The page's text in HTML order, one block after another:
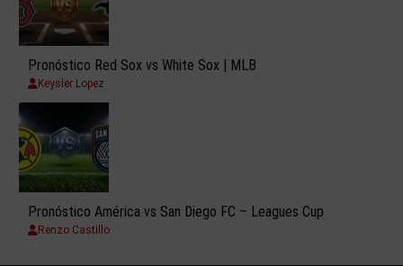
Pronóstico Red Sox vs White Sox | MLB
Keysler Lopez
Pronóstico América vs San Diego FC – Leagues Cup
Renzo Castillo